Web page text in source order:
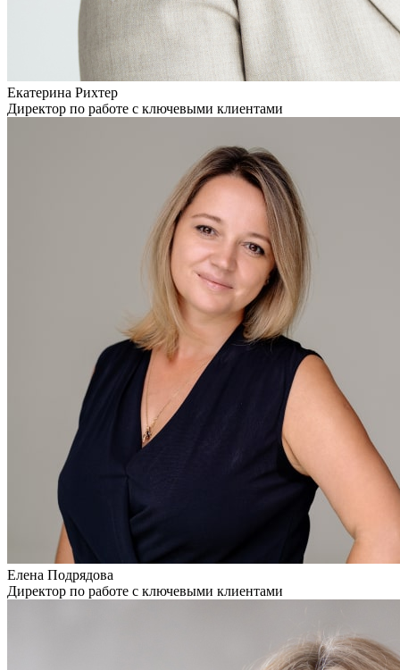
Екатерина Рихтер
Директор по работе с ключевыми клиентами
Елена Подрядова
Директор по работе с ключевыми клиентами